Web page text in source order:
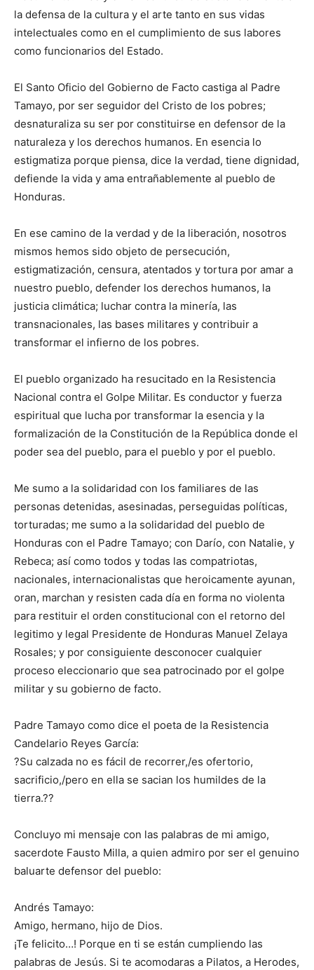
la defensa de la cultura y el arte tanto en sus vidas
intelectuales como en el cumplimiento de sus labores
como funcionarios del Estado.
El Santo Oficio del Gobierno de Facto castiga al Padre
Tamayo, por ser seguidor del Cristo de los pobres;
desnaturaliza su ser por constituirse en defensor de la
naturaleza y los derechos humanos. En esencia lo
estigmatiza porque piensa, dice la verdad, tiene dignidad,
defiende la vida y ama entrañablemente al pueblo de
Honduras.
En ese camino de la verdad y de la liberación, nosotros
mismos hemos sido objeto de persecución,
estigmatización, censura, atentados y tortura por amar a
nuestro pueblo, defender los derechos humanos, la
justicia climática; luchar contra la minería, las
transnacionales, las bases militares y contribuir a
transformar el infierno de los pobres.
El pueblo organizado ha resucitado en la Resistencia
Nacional contra el Golpe Militar. Es conductor y fuerza
espiritual que lucha por transformar la esencia y la
formalización de la Constitución de la República donde el
poder sea del pueblo, para el pueblo y por el pueblo.
Me sumo a la solidaridad con los familiares de las
personas detenidas, asesinadas, perseguidas políticas,
torturadas; me sumo a la solidaridad del pueblo de
Honduras con el Padre Tamayo; con Darío, con Natalie, y
Rebeca; así como todos y todas las compatriotas,
nacionales, internacionalistas que heroicamente ayunan,
oran, marchan y resisten cada día en forma no violenta
para restituir el orden constitucional con el retorno del
legitimo y legal Presidente de Honduras Manuel Zelaya
Rosales; y por consiguiente desconocer cualquier
proceso eleccionario que sea patrocinado por el golpe
militar y su gobierno de facto.
Padre Tamayo como dice el poeta de la Resistencia
Candelario Reyes García:
?Su calzada no es fácil de recorrer,/es ofertorio,
sacrificio,/pero en ella se sacian los humildes de la
tierra.??
Concluyo mi mensaje con las palabras de mi amigo,
sacerdote Fausto Milla, a quien admiro por ser el genuino
baluarte defensor del pueblo:
Andrés Tamayo:
Amigo, hermano, hijo de Dios.
¡Te felicito…! Porque en ti se están cumpliendo las
palabras de Jesús. Si te acomodaras a Pilatos, a Herodes,